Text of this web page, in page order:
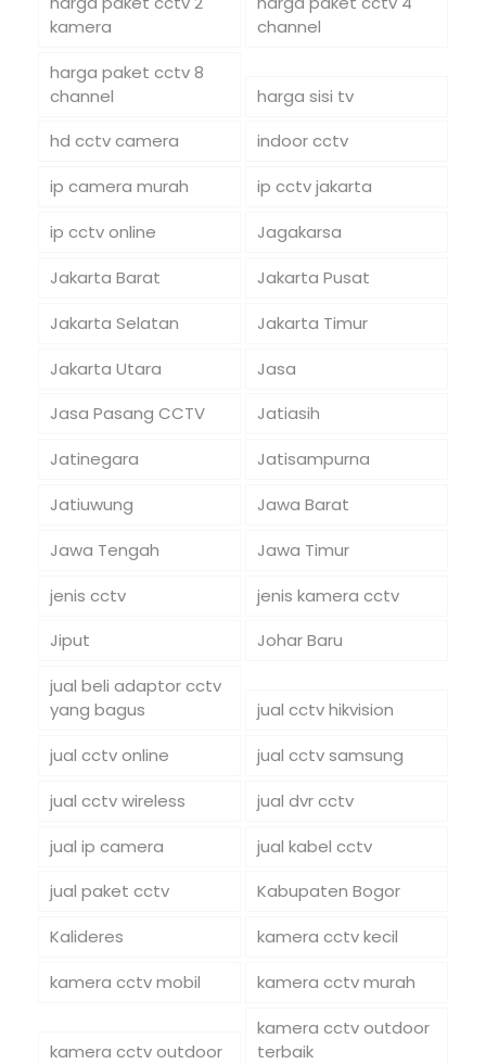
kamera
channel
harga paket cctv 8
channel
harga sisi tv
hd cctv camera
indoor cctv
ip camera murah
ip cctv jakarta
ip cctv online
Jagakarsa
Jakarta Barat
Jakarta Pusat
Jakarta Selatan
Jakarta Timur
Jakarta Utara
Jasa
Jasa Pasang CCTV
Jatiasih
Jatinegara
Jatisampurna
Jatiuwung
Jawa Barat
Jawa Tengah
Jawa Timur
jenis cctv
jenis kamera cctv
Jiput
Johar Baru
jual beli adaptor cctv
yang bagus
jual cctv hikvision
jual cctv online
jual cctv samsung
jual cctv wireless
jual dvr cctv
jual ip camera
jual kabel cctv
jual paket cctv
Kabupaten Bogor
Kalideres
kamera cctv kecil
kamera cctv mobil
kamera cctv murah
kamera cctv outdoor
kamera cctv outdoor
terbaik